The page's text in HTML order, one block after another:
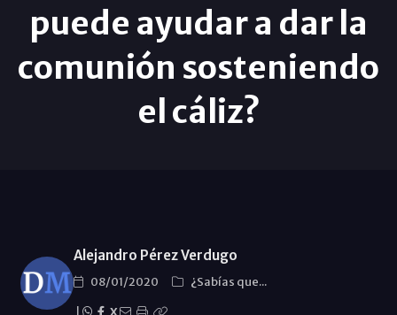
puede ayudar a dar la
comunión sosteniendo
el cáliz?
Alejandro Pérez Verdugo
08/01/2020
¿Sabías que...
X